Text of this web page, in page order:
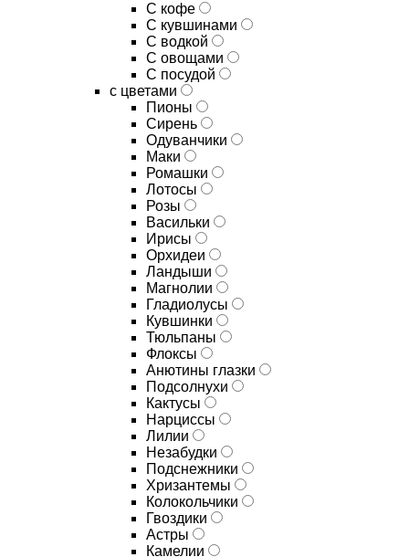
C кофе
C кувшинами
C водкой
C овощами
C посудой
с цветами
Пионы
Сирень
Одуванчики
Маки
Ромашки
Лотосы
Розы
Васильки
Ирисы
Орхидеи
Ландыши
Магнолии
Гладиолусы
Кувшинки
Тюльпаны
Флоксы
Анютины глазки
Подсолнухи
Кактусы
Нарциссы
Лилии
Незабудки
Подснежники
Хризантемы
Колокольчики
Гвоздики
Астры
Камелии